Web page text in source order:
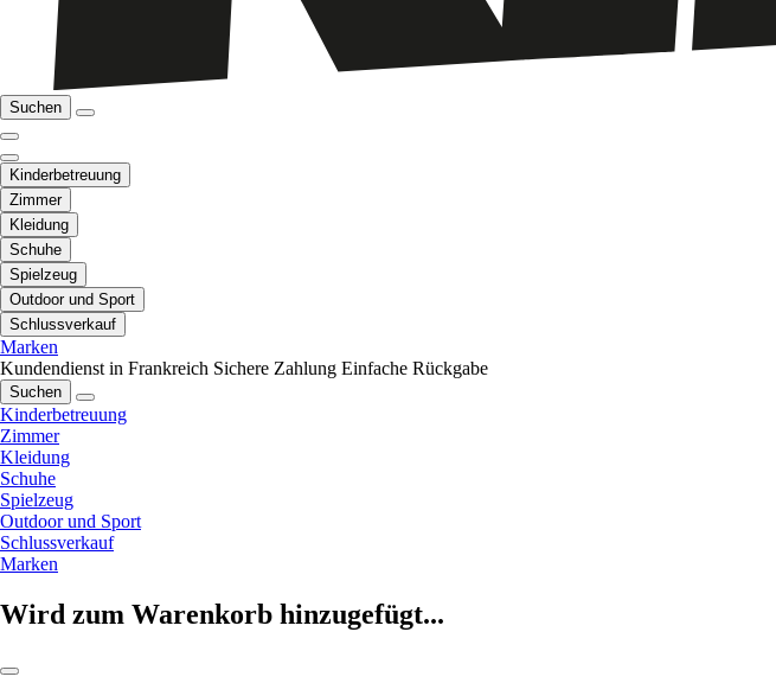
Suchen
Kinderbetreuung
Zimmer
Kleidung
Schuhe
Spielzeug
Outdoor und Sport
Schlussverkauf
Marken
Kundendienst in Frankreich Sichere Zahlung Einfache Rückgabe
Suchen
Kinderbetreuung
Zimmer
Kleidung
Schuhe
Spielzeug
Outdoor und Sport
Schlussverkauf
Marken
Wird zum Warenkorb hinzugefügt...